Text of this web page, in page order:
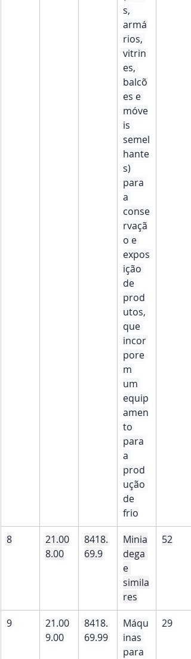
s,
armá
rios,
vitrin
es,
balcõ
es e
móve
is
semel
hante
s)
para
a
conse
rvaçã
o e
expos
ição
de
prod
utos,
que
incor
pore
m
um
equip
amen
to
para
a
prod
ução
de
frio
8
21.00
8.00
8418.
69.9
Minia
dega
e
simila
res
52
9
21.00
9.00
8418.
69.99
Máqu
inas
para
29